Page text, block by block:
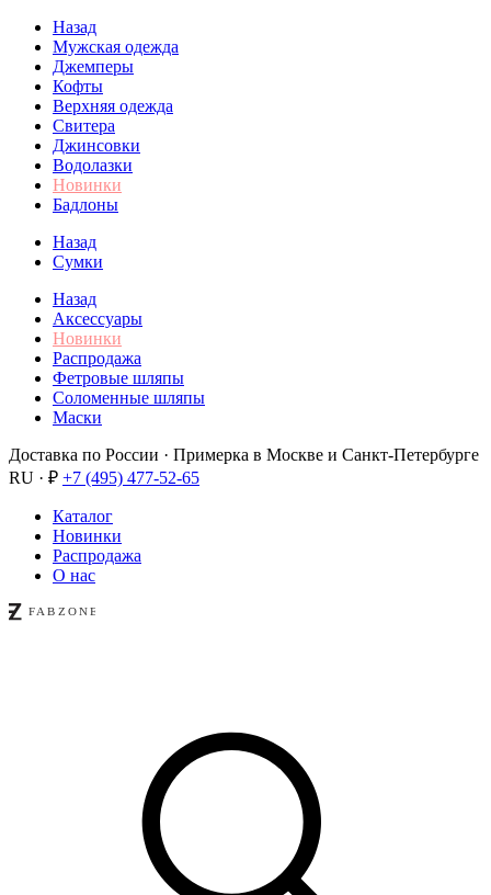
Назад
Мужская одежда
Джемперы
Кофты
Верхняя одежда
Свитера
Джинсовки
Водолазки
Новинки
Бадлоны
Назад
Сумки
Назад
Аксессуары
Новинки
Распродажа
Фетровые шляпы
Соломенные шляпы
Маски
Доставка по России · Примерка в Москве и Санкт-Петербурге
RU · ₽ +7 (495) 477-52-65
Каталог
Новинки
Распродажа
О нас